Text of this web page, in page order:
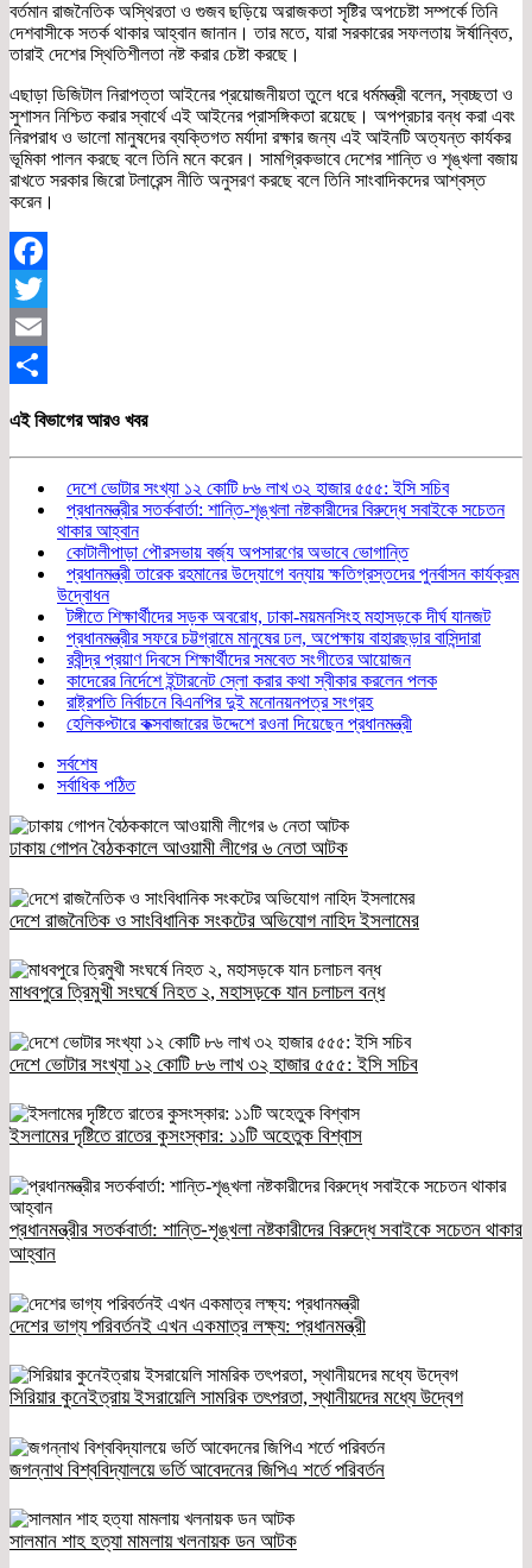
বর্তমান রাজনৈতিক অস্থিরতা ও গুজব ছড়িয়ে অরাজকতা সৃষ্টির অপচেষ্টা সম্পর্কে তিনি
দেশবাসীকে সতর্ক থাকার আহ্বান জানান। তার মতে, যারা সরকারের সফলতায় ঈর্ষান্বিত,
তারাই দেশের স্থিতিশীলতা নষ্ট করার চেষ্টা করছে।
এছাড়া ডিজিটাল নিরাপত্তা আইনের প্রয়োজনীয়তা তুলে ধরে ধর্মমন্ত্রী বলেন, স্বচ্ছতা ও
সুশাসন নিশ্চিত করার স্বার্থে এই আইনের প্রাসঙ্গিকতা রয়েছে। অপপ্রচার বন্ধ করা এবং
নিরপরাধ ও ভালো মানুষদের ব্যক্তিগত মর্যাদা রক্ষার জন্য এই আইনটি অত্যন্ত কার্যকর
ভূমিকা পালন করছে বলে তিনি মনে করেন। সামগ্রিকভাবে দেশের শান্তি ও শৃঙ্খলা বজায়
রাখতে সরকার জিরো টলারেন্স নীতি অনুসরণ করছে বলে তিনি সাংবাদিকদের আশ্বস্ত
করেন।
Facebook
Twitter
Email
এই বিভাগের আরও খবর
দেশে ভোটার সংখ্যা ১২ কোটি ৮৬ লাখ ৩২ হাজার ৫৫৫: ইসি সচিব
প্রধানমন্ত্রীর সতর্কবার্তা: শান্তি-শৃঙ্খলা নষ্টকারীদের বিরুদ্ধে সবাইকে সচেতন
থাকার আহ্বান
কোটালীপাড়া পৌরসভায় বর্জ্য অপসারণের অভাবে ভোগান্তি
প্রধানমন্ত্রী তারেক রহমানের উদ্যোগে বন্যায় ক্ষতিগ্রস্তদের পুনর্বাসন কার্যক্রম
উদ্বোধন
টঙ্গীতে শিক্ষার্থীদের সড়ক অবরোধ, ঢাকা-ময়মনসিংহ মহাসড়কে দীর্ঘ যানজট
প্রধানমন্ত্রীর সফরে চট্টগ্রামে মানুষের ঢল, অপেক্ষায় বাহারছড়ার বাসিন্দারা
রবীন্দ্র প্রয়াণ দিবসে শিক্ষার্থীদের সমবেত সংগীতের আয়োজন
কাদেরের নির্দেশে ইন্টারনেট স্লো করার কথা স্বীকার করলেন পলক
রাষ্ট্রপতি নির্বাচনে বিএনপির দুই মনোনয়নপত্র সংগ্রহ
হেলিকপ্টারে কক্সবাজারের উদ্দেশে রওনা দিয়েছেন প্রধানমন্ত্রী
সর্বশেষ
সর্বাধিক পঠিত
ঢাকায় গোপন বৈঠককালে আওয়ামী লীগের ৬ নেতা আটক
দেশে রাজনৈতিক ও সাংবিধানিক সংকটের অভিযোগ নাহিদ ইসলামের
মাধবপুরে ত্রিমুখী সংঘর্ষে নিহত ২, মহাসড়কে যান চলাচল বন্ধ
দেশে ভোটার সংখ্যা ১২ কোটি ৮৬ লাখ ৩২ হাজার ৫৫৫: ইসি সচিব
ইসলামের দৃষ্টিতে রাতের কুসংস্কার: ১১টি অহেতুক বিশ্বাস
প্রধানমন্ত্রীর সতর্কবার্তা: শান্তি-শৃঙ্খলা নষ্টকারীদের বিরুদ্ধে সবাইকে সচেতন থাকার
আহ্বান
দেশের ভাগ্য পরিবর্তনই এখন একমাত্র লক্ষ্য: প্রধানমন্ত্রী
সিরিয়ার কুনেইত্রায় ইসরায়েলি সামরিক তৎপরতা, স্থানীয়দের মধ্যে উদ্বেগ
জগন্নাথ বিশ্ববিদ্যালয়ে ভর্তি আবেদনের জিপিএ শর্তে পরিবর্তন
সালমান শাহ হত্যা মামলায় খলনায়ক ডন আটক